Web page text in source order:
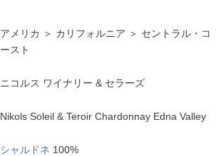
アメリカ ＞ カリフォルニア ＞ セントラル・コ
ースト
ニコルス ワイナリー & セラーズ
Nikols Soleil & Teroir Chardonnay Edna Valley
シャルドネ 100%